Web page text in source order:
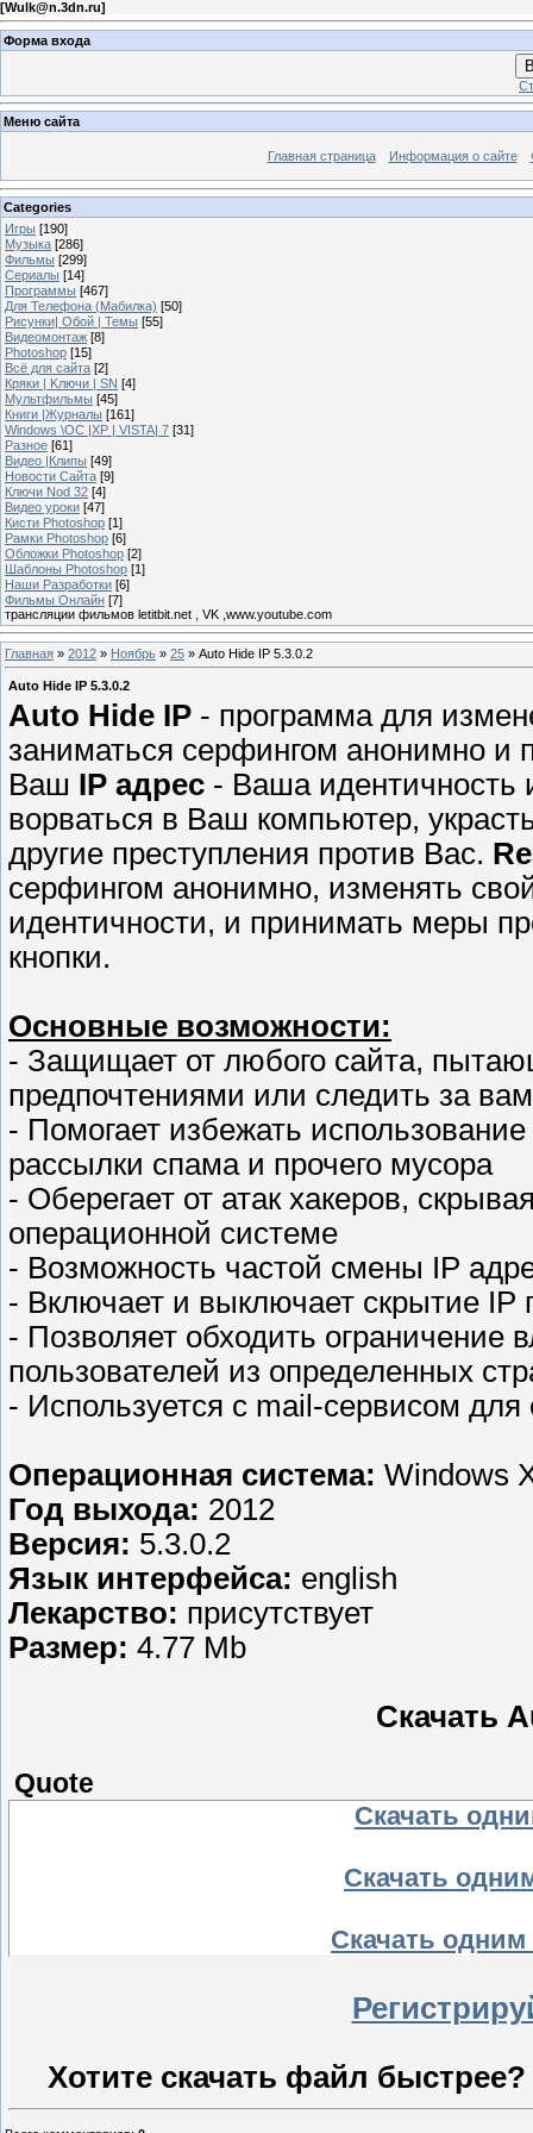
[Wulk@n.3dn.ru]
Форма входа
Меню сайта
Главная страница Информация о сайте
Categories
Игры [190]
Музыка [286]
Фильмы [299]
Сериалы [14]
Программы [467]
Для Телефона (Мабилка) [50]
Рисунки| Обой | Темы [55]
Видеомонтаж [8]
Photoshop [15]
Всё для сайта [2]
Кряки | Kлючи | SN [4]
Мультфильмы [45]
Книги |Журналы [161]
Windows \OC |XP | VISTA| 7 [31]
Разное [61]
Видео |Клипы [49]
Новости Сайта [9]
Ключи Nod 32 [4]
Видео уроки [47]
Кисти Photoshop [1]
Рамки Photoshop [6]
Обложки Photoshop [2]
Шаблоны Photoshop [1]
Наши Разработки [6]
Фильмы Онлайн [7]
трансляции фильмов letitbit.net , VK ,www.youtube.com
Главная » 2012 » Ноябрь » 25 » Auto Hide IP 5.3.0.2
Auto Hide IP 5.3.0.2
Auto Hide IP - программа для
заниматься серфингом анонимно и
Ваш IP адрес - Ваша идентичность
ворваться в Ваш компьютер,
другие преступления против Вас.
серфингом анонимно, изменять
идентичности, и принимать меры
кнопки.
Основные возможности:
- Защищает от любого сайта,
предпочтениями или следить за
- Помогает избежать
рассылки спама и прочего мусора
- Оберегает от атак хакеров,
операционной системе
- Возможность частой смены IP
- Включает и выключает скрытие
- Позволяет обходить ограничение
пользователей из определенных
- Используется с mail-сервисом
Операционная система: Windows
Год выхода: 2012
Версия: 5.3.0.2
Язык интерфейса: english
Лекарство: присутствует
Размер: 4.77 Mb
Скачать
Quote
Скачать
Скачать
Скачать
Хотите скачать файл